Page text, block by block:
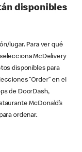
disponibles
lugar. Para ver qué
McDelivery
disponibles para
“Order” en el
de DoorDash,
McDonald’s
ordenar.